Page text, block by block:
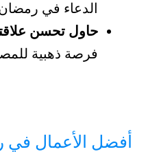
الدعاء في
حاول تحسن
فرصة ذهبية
أفضل الأعمال